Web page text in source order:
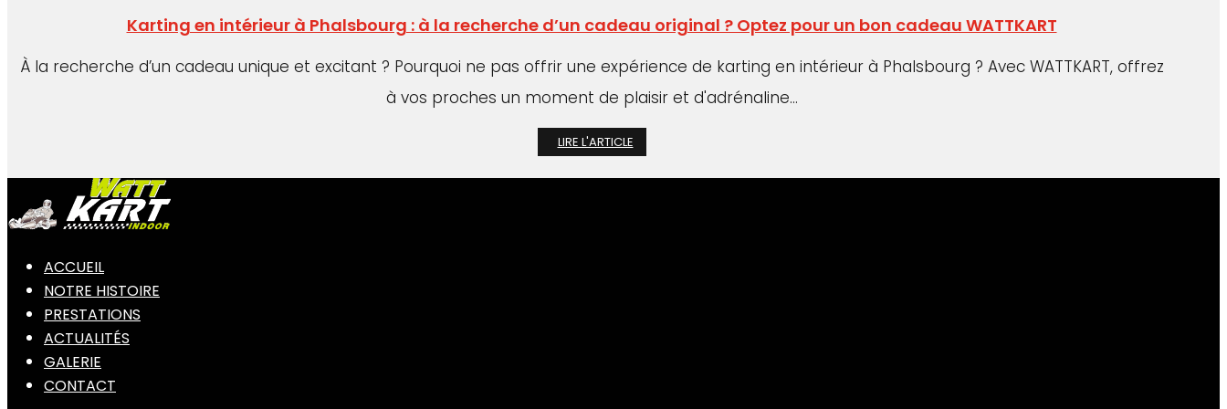
Karting en intérieur à Phalsbourg : à la recherche d’un cadeau original ? Optez pour un bon cadeau WATTKART
À la recherche d’un cadeau unique et excitant ? Pourquoi ne pas offrir une expérience de karting en intérieur à Phalsbourg ? Avec WATTKART, offrez
à vos proches un moment de plaisir et d'adrénaline...
LIRE L'ARTICLE
ACCUEIL
NOTRE HISTOIRE
PRESTATIONS
ACTUALITÉS
GALERIE
CONTACT